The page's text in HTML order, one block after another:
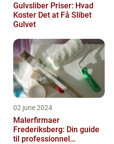
Gulvsliber Priser: Hvad
Koster Det at Få Slibet
Gulvet
02 june 2024
Malerfirmaer
Frederiksberg: Din guide
til professionnel